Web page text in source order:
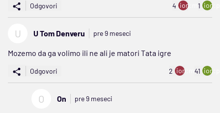
Odgovori 4 ion:minus
1
U U Tom Denveru pre 9 meseci
Mozemo da ga volimo ili ne ali je matori Tata igre
Odgovori 2 ion:minus
41
O On pre 9 meseci